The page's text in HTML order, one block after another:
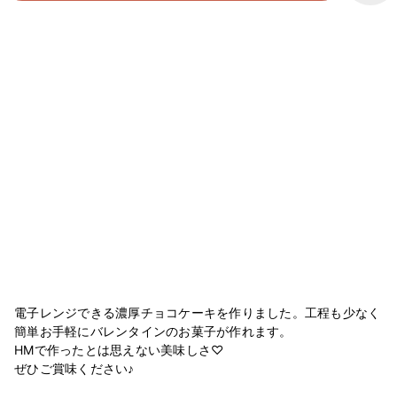
電子レンジできる濃厚チョコケーキを作りました。工程も少なく
簡単お手軽にバレンタインのお菓子が作れます。
HMで作ったとは思えない美味しさ♡
ぜひご賞味ください♪